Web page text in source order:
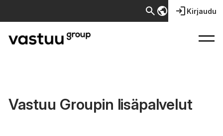
searchpublic login Kirjaudu
Vastuu Groupin lisäpalvelut